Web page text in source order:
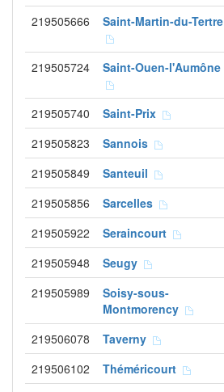
219505666 Saint-Martin-du-Tertre
219505724 Saint-Ouen-l'Aumône
219505740 Saint-Prix
219505823 Sannois
219505849 Santeuil
219505856 Sarcelles
219505922 Seraincourt
219505948 Seugy
219505989
Soisy-sous-
Montmorency
219506078 Taverny
219506102 Théméricourt